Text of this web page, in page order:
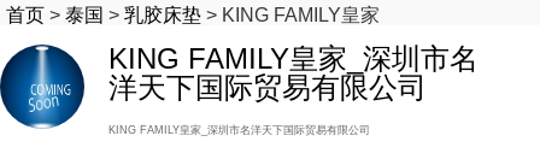
首页 > 泰国 > 乳胶床垫 > KING FAMILY皇家
KING FAMILY皇家_深圳市名
洋天下国际贸易有限公司
KING FAMILY皇家_深圳市名洋天下国际贸易有限公司